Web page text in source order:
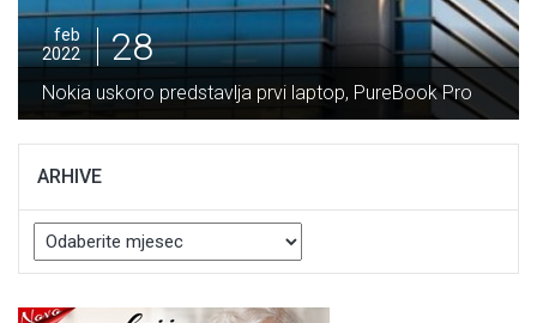
feb
2022
28
Nokia uskoro predstavlja prvi laptop, PureBook Pro
ARHIVE
Arhive